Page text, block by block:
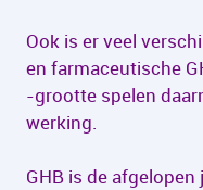
Ook is er veel
en farmaceutische
-grootte spelen
werking.
GHB is de